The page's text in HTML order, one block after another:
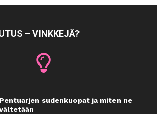
– VINKKEJÄ?
Pentuarjen sudenkuopat ja miten ne